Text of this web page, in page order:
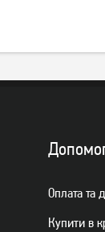
Оплата та
Купити в